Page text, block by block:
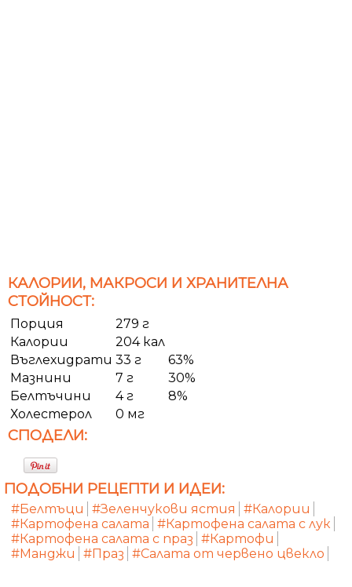
КАЛОРИИ, МАКРОСИ И ХРАНИТЕЛНА
СТОЙНОСТ:
Порция
279 г
Калории
204 кал
Въглехидрати 33 г
63%
Мазнини
7 г
30%
Белтъчини
4 г
8%
Холестерол
0 мг
СПОДЕЛИ:
ПОДОБНИ РЕЦЕПТИ И ИДЕИ:
#Белтъци #Зеленчукови ястия
#Калории
#Картофена салата #Картофена салата с лук
#Картофена салата с праз #Картофи
#Манджи
#Праз #Салата от червено цвекло